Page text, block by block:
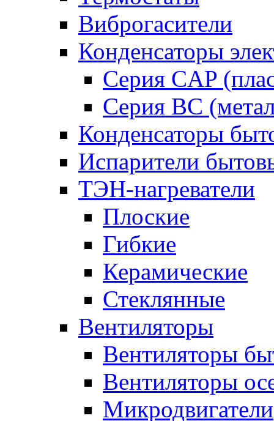
Виброгасители
Конденсаторы
Серия CAP
Серия BC
Конденсаторы
Испарители
ТЭН-нагреватели
Плоские
Гибкие
Керамические
Стеклянные
Вентиляторы
Вентиляторы
Вентиляторы
Микродвигатели